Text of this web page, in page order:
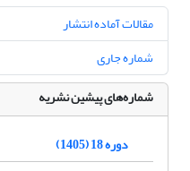
مقالات آماده انتشار
شماره جاری
شماره‌های پیشین نشریه
دوره 18 (1405)